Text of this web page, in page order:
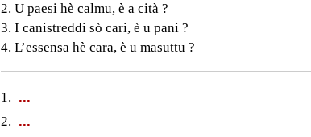
2. U paesi hè calmu, è a cità ?
3. I canistreddi sò cari, è u pani ?
4. L’essensa hè cara, è u masuttu ?
1.
2.